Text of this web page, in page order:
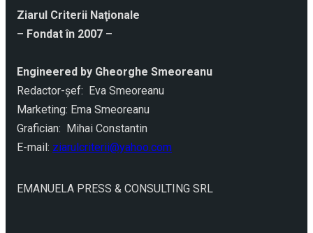
Ziarul Criterii Naţionale
– Fondat în 2007 –
Engineered by Gheorghe Smeoreanu
Redactor-şef: Eva Smeoreanu
Marketing: Ema Smeoreanu
Grafician: Mihai Constantin
E-mail: ziarulcriterii@yahoo.com
EMANUELA PRESS & CONSULTING SRL